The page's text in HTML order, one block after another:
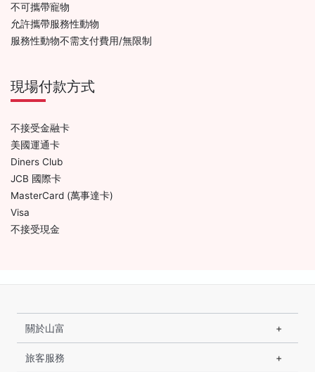
不可攜帶寵物
允許攜帶服務性動物
服務性動物不需支付費用/無限制
現場付款方式
不接受金融卡
美國運通卡
Diners Club
JCB 國際卡
MasterCard (萬事達卡)
Visa
不接受現金
關於山富
旅客服務